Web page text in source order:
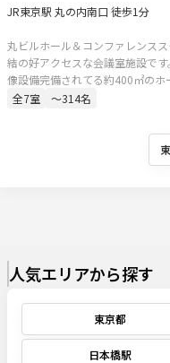
JR東京駅 丸の内南口 徒歩1分
丸ビルホール＆コンファレンス
結の好アクセスな会議室施設で
像設備完備されてる約400㎡のホ
会議室。セミナー、講演会、シン
ど、多様な用途にご対応可能です
全7室 〜314名
人気エリアから探す
東京都
日本橋駅